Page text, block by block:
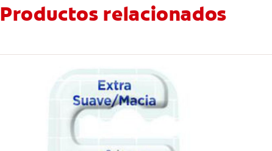
Productos relacionados